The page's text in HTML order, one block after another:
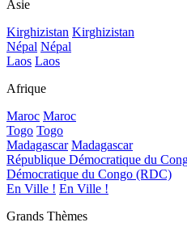
Asie
Kirghizistan Kirghizistan
Népal Népal
Laos Laos
Afrique
Maroc Maroc
Togo Togo
Madagascar Madagascar
République Démocratique du
Démocratique du Congo (RDC)
En Ville ! En Ville !
Grands Thèmes